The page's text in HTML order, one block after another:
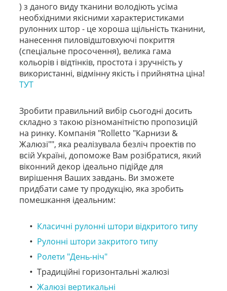
) з даного виду тканини володіють усіма
необхідними якісними характеристиками
рулонних штор - це хороша щільність тканини,
нанесення пиловідштовхуючі покриття
(спеціальне просочення), велика гама
кольорів і відтінків, простота і зручність у
використанні, відмінну якість і прийнятна ціна!
ТУТ
Зробити правильний вибір сьогодні досить
складно з такою різноманітністю пропозицій
на ринку. Компанія "Rolletto "Карнизи &
Жалюзі"", яка реалізувала безліч проектів по
всій Україні, допоможе Вам розібратися, який
віконний декор ідеально підійде для
вирішення Ваших завдань. Ви зможете
придбати саме ту продукцію, яка зробить
помешкання ідеальним:
Класичні рулонні штори відкритого типу
Рулонні штори закритого типу
Ролети "День-ніч"
Традиційні горизонтальні жалюзі
Жалюзі вертикальні